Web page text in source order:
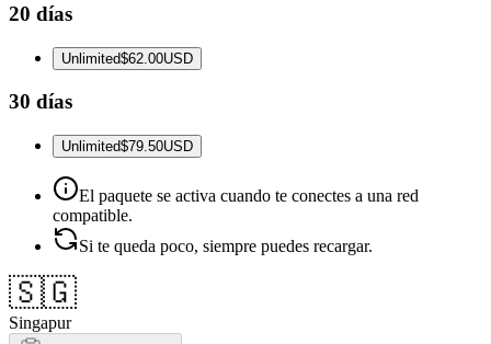
20 días
Unlimited$62.00USD
30 días
Unlimited$79.50USD
El paquete se activa cuando te conectes a una red
compatible.
Si te queda poco, siempre puedes recargar.
🇸🇬
Singapur